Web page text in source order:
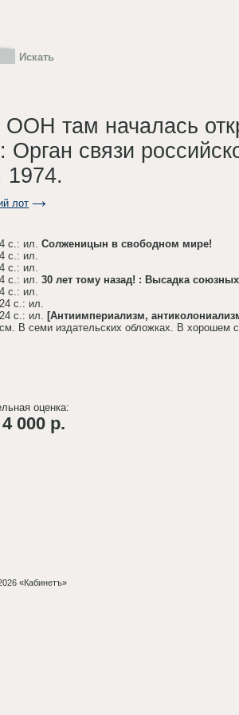
там началась
Орган связи
лот
с.: ил.Солженицын в свободном мире!
с.: ил.
с.: ил.
с.: ил.30 лет тому назад! : Высадка
с.: ил.
с.: ил.
с.: ил. [Антиимпериализм,
В семи издательских обложках. В хорошем
оценка:
000 р.
«Кабинетъ»